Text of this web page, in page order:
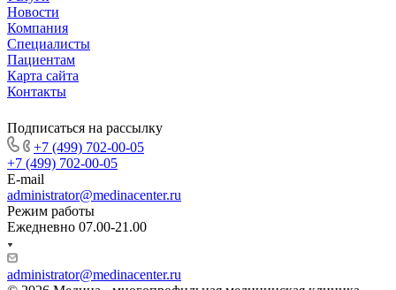
Новости
Компания
Специалисты
Пациентам
Карта сайта
Контакты
Подписаться на рассылку
+7 (499) 702-00-05
+7 (499) 702-00-05
E-mail
administrator@medinacenter.ru
Режим работы
Ежедневно 07.00-21.00
administrator@medinacenter.ru